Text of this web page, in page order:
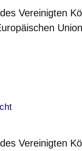
Vereinigten
Vereinigten